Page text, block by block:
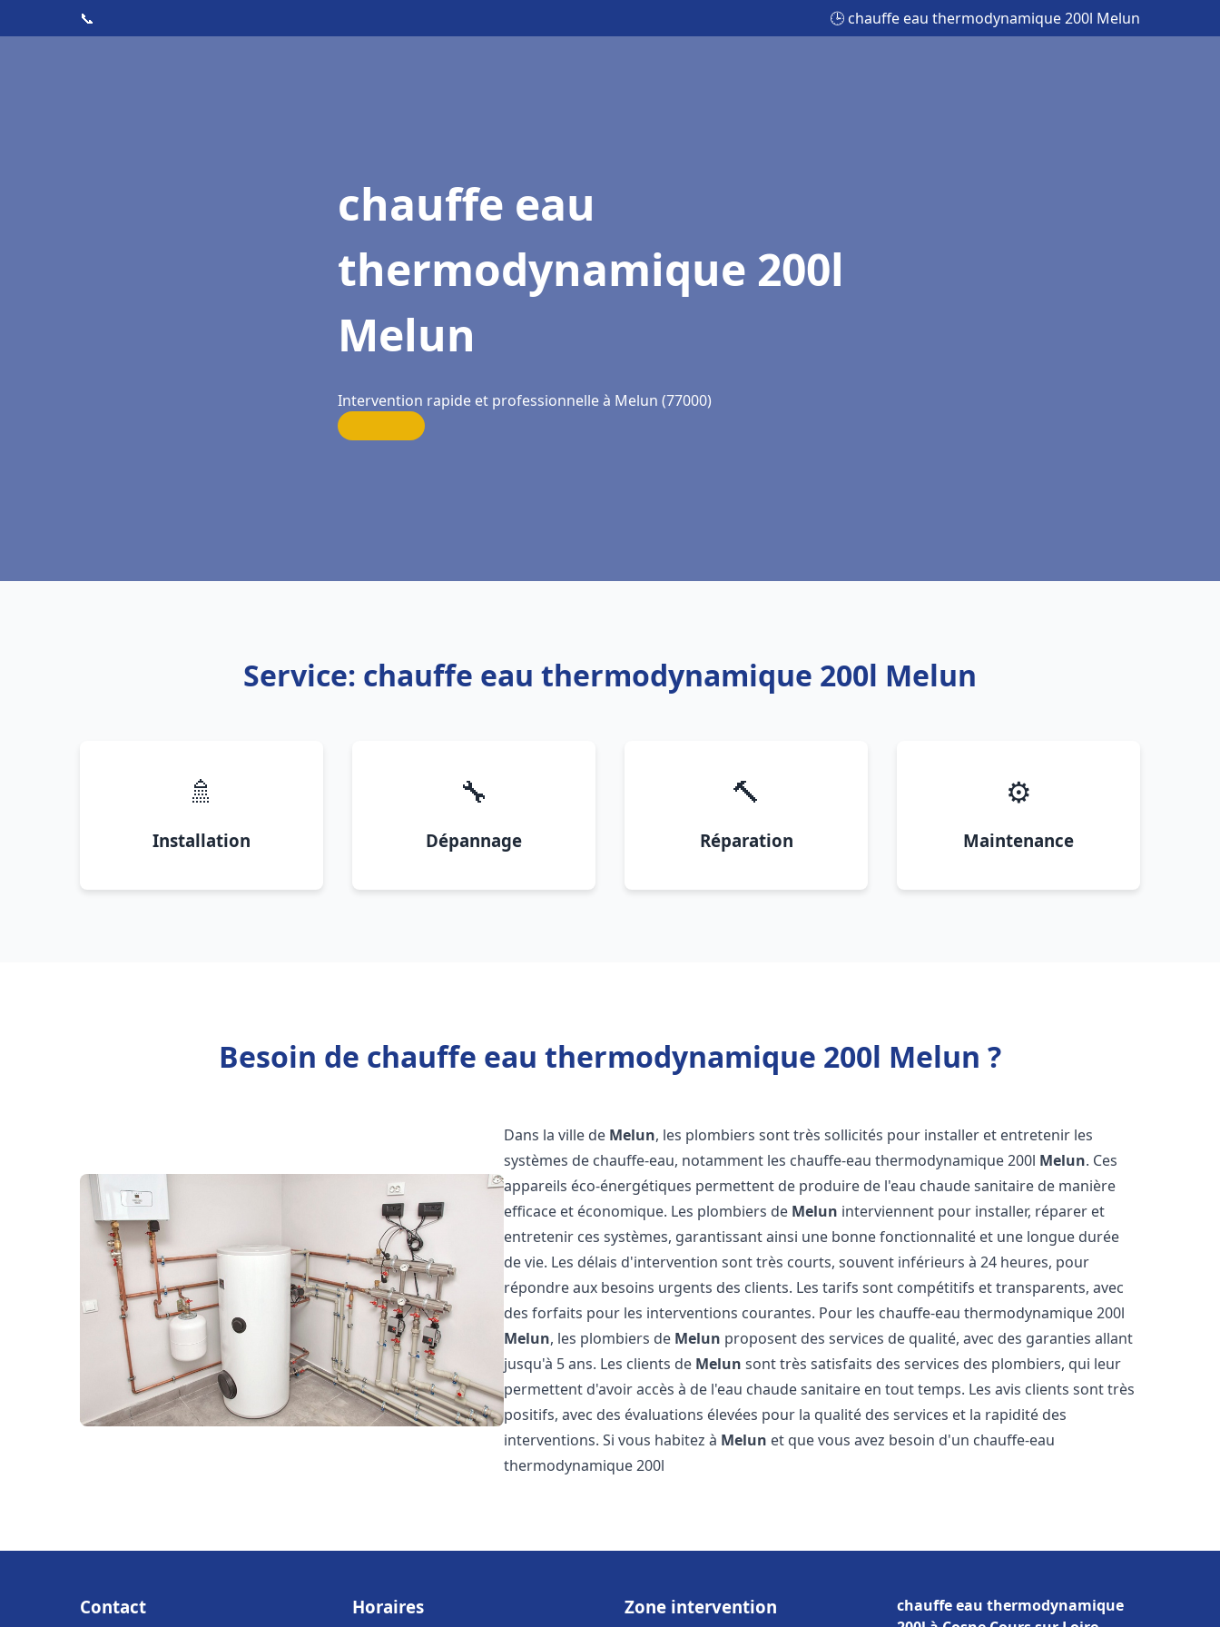
📞 🕒 chauffe eau thermodynamique 200l Melun
chauffe eau
thermodynamique 200l
Melun
Intervention rapide et professionnelle à Melun (77000)
Service: chauffe eau thermodynamique 200l Melun
🚿
Installation
🔧
Dépannage
🔨
Réparation
⚙️
Maintenance
Besoin de chauffe eau thermodynamique 200l Melun ?
Dans la ville de Melun, les plombiers sont très sollicités pour installer et entretenir les
systèmes de chauffe-eau, notamment les chauffe-eau thermodynamique 200l Melun. Ces
appareils éco-énergétiques permettent de produire de l'eau chaude sanitaire de manière
efficace et économique. Les plombiers de Melun interviennent pour installer, réparer et
entretenir ces systèmes, garantissant ainsi une bonne fonctionnalité et une longue durée
de vie. Les délais d'intervention sont très courts, souvent inférieurs à 24 heures, pour
répondre aux besoins urgents des clients. Les tarifs sont compétitifs et transparents, avec
des forfaits pour les interventions courantes. Pour les chauffe-eau thermodynamique 200l
Melun, les plombiers de Melun proposent des services de qualité, avec des garanties allant
jusqu'à 5 ans. Les clients de Melun sont très satisfaits des services des plombiers, qui leur
permettent d'avoir accès à de l'eau chaude sanitaire en tout temps. Les avis clients sont très
positifs, avec des évaluations élevées pour la qualité des services et la rapidité des
interventions. Si vous habitez à Melun et que vous avez besoin d'un chauffe-eau
thermodynamique 200l
Contact Horaires Zone intervention
chauffe eau thermodynamique